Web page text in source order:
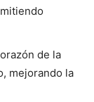
de la
mejorando la